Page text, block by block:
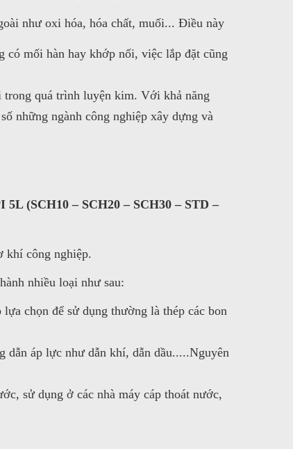
như oxi hóa, hóa chất, muối... Điều này
có mối hàn hay khớp nối, việc lắp đặt cũng
trong quá trình luyện kim. Với khả năng
những ngành công nghiệp xây dựng và
(SCH10 – SCH20 – SCH30 – STD –
khí công nghiệp.
nhiều loại như sau:
chọn để sử dụng thường là thép các bon
dẫn áp lực như dẫn khí, dẫn dầu.....Nguyên
sử dụng ở các nhà máy cáp thoát nước,